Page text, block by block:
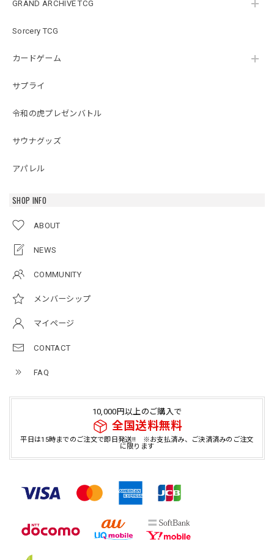
GRAND ARCHIVE TCG
Sorcery TCG
カードゲーム
サプライ
令和の虎プレゼンバトル
サウナグッズ
アパレル
SHOP INFO
ABOUT
NEWS
COMMUNITY
メンバーシップ
マイページ
CONTACT
FAQ
10,000円以上のご購入で
全国送料無料
平日は15時までのご注文で即日発送!! ※お支払済み、ご決済済みのご注文
に限ります